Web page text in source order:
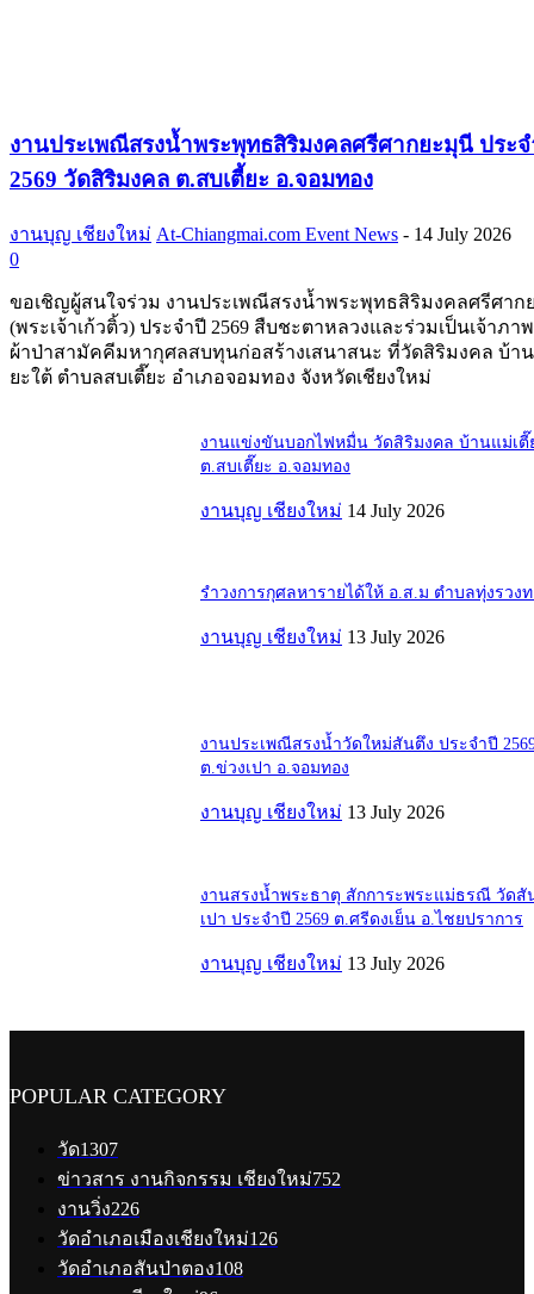
งานประเพณีสรงน้ำพระพุทธสิริมงคลศรีศากยะมุนี ประ
2569 วัดสิริมงคล ต.สบเตี้ยะ อ.จอมทอง
งานบุญ เชียงใหม่ At-Chiangmai.com Event News - 14 July 2026
0
ขอเชิญผู้สนใจร่วม งานประเพณีสรงน้ำพระพุทธสิริมงคลศรีศาก
(พระเจ้าเก้วติ้ว) ประจำปี 2569 สืบชะตาหลวงและร่วมเป็นเจ้าภา
ผ้าป่าสามัคคีมหากุศลสบทุนก่อสร้างเสนาสนะ ที่วัดสิริมงคล บ้า
ยะใต้ ตำบลสบเตี๊ยะ อำเภอจอมทอง จังหวัดเชียงใหม่
งานแข่งขันบอกไฟหมื่น วัดสิริมงคล บ้านแม่เตี๊
ต.สบเตี๊ยะ อ.จอมทอง
งานบุญ เชียงใหม่ 14 July 2026
รำวงการกุศลหารายได้ให้ อ.ส.ม ตำบลทุ่งรวง
งานบุญ เชียงใหม่ 13 July 2026
งานประเพณีสรงน้ำวัดใหม่สันตึง ประจำปี
ต.ข่วงเปา อ.จอมทอง
งานบุญ เชียงใหม่ 13 July 2026
งานสรงน้ำพระธาตุ สักการะพระแม่ธรณี วัดสั
เปา ประจำปี 2569 ต.ศรีดงเย็น อ.ไชยปราการ
งานบุญ เชียงใหม่ 13 July 2026
POPULAR CATEGORY
วัด1307
ข่าวสาร งานกิจกรรม เชียงใหม่752
งานวิ่ง226
วัดอำเภอเมืองเชียงใหม่126
วัดอำเภอสันป่าตอง108